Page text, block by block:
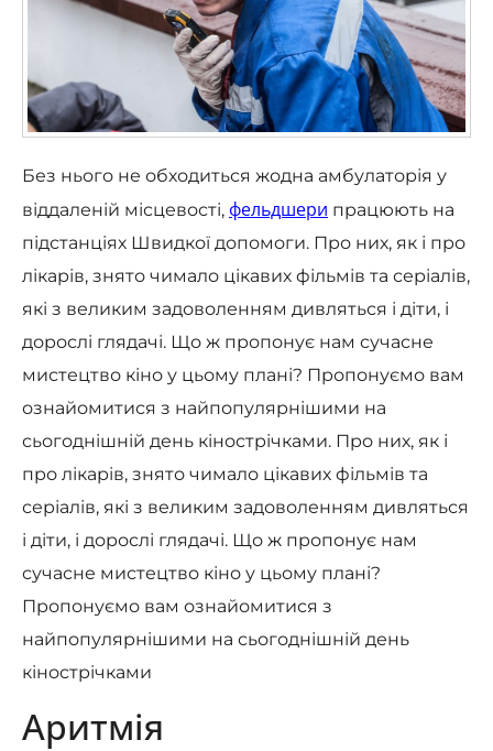
Без нього не обходиться жодна амбулаторія у
віддаленій місцевості, фельдшери працюють на
підстанціях Швидкої допомоги. Про них, як і про
лікарів, знято чимало цікавих фільмів та серіалів,
які з великим задоволенням дивляться і діти, і
дорослі глядачі. Що ж пропонує нам сучасне
мистецтво кіно у цьому плані? Пропонуємо вам
ознайомитися з найпопулярнішими на
сьогоднішній день кінострічками. Про них, як і
про лікарів, знято чимало цікавих фільмів та
серіалів, які з великим задоволенням дивляться
і діти, і дорослі глядачі. Що ж пропонує нам
сучасне мистецтво кіно у цьому плані?
Пропонуємо вам ознайомитися з
найпопулярнішими на сьогоднішній день
кінострічками
Аритмія